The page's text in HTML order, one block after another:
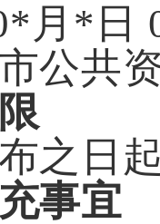
月*日
公共
之日
事宜